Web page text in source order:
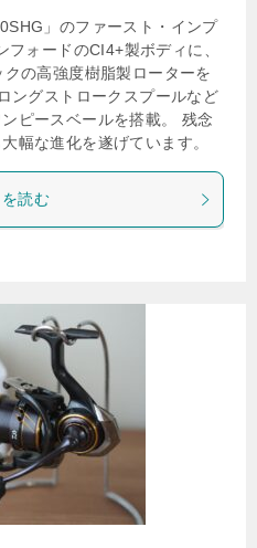
」のファースト・インプ
ォードのCI4+製ボディに、
の高強度樹脂製ローターを
ングストロークスプールなど
ピースベールを搭載。 残念
幅な進化を遂げています。
読む